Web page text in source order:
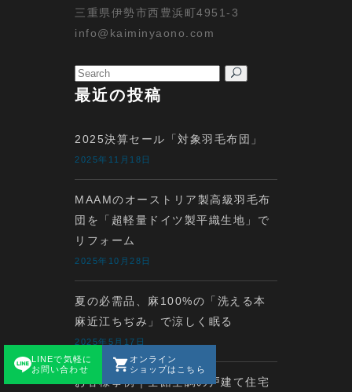
三重県伊勢市西豊浜町4951-3
info@kaiminyaono.com
Search
for:
最近の投稿
2025決算セール「対象羽毛布団」
2025年11月18日
MAAMのオーストリア製高級羽毛布
団を「超軽量ドイツ製平織生地」で
リフォーム
2025年10月28日
夏の必需品、麻100%の「洗える本
麻近江ちぢみ」で涼しく眠る
2025年5月17日
お客様事例｜全館空調の戸建て住宅
LINEで気軽に
お問い合わせ
オンライン
ショップはこちら